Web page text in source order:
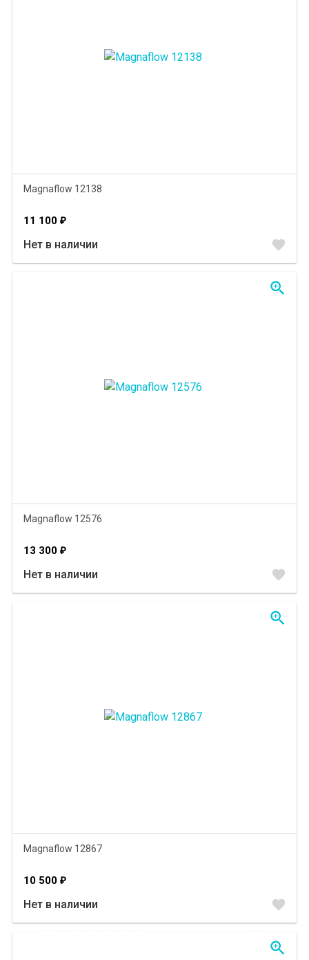
Magnaflow 12138
11 100 ₽
Нет в наличии favorite
Magnaflow 12576
13 300 ₽
Нет в наличии favorite
zoom_in
Magnaflow 12867
10 500 ₽
Нет в наличии favorite
zoom_in
zoom_in